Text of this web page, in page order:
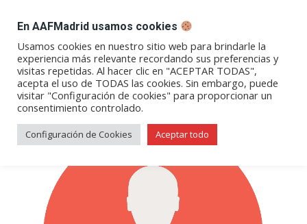
Abrir
enlace
en
una
ventana/pestaña
Abrir
enlace
en
una
ventana/pestaña
Abrir
enlace
en
una
ventana/pestaña
Abrir
enlace
en
una
Abrir
enlace
en
una
Junta Directiva
En AAFMadrid usamos cookies
Usamos cookies en nuestro sitio web para brindarle la
experiencia más relevante recordando sus preferencias y
visitas repetidas. Al hacer clic en "ACEPTAR TODAS",
acepta el uso de TODAS las cookies. Sin embargo, puede
visitar "Configuración de cookies" para proporcionar un
consentimiento controlado.
Configuración de Cookies Aceptar todo